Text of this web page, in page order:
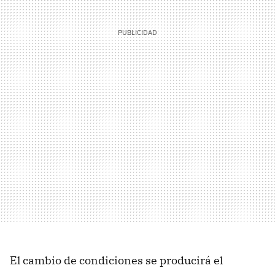
El cambio de condiciones se producirá el